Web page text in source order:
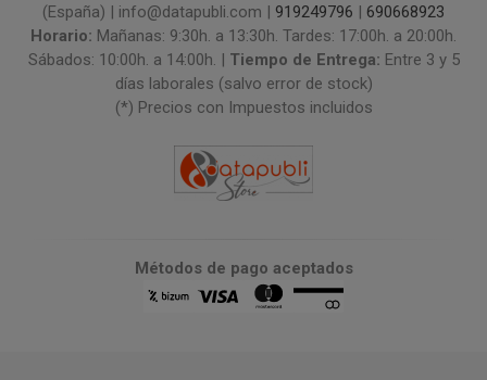
(España) | info@datapubli.com | 919249796 | 690668923
Horario: Mañanas: 9:30h. a 13:30h. Tardes: 17:00h. a 20:00h.
Sábados: 10:00h. a 14:00h. | Tiempo de Entrega: Entre 3 y 5
días laborales (salvo error de stock)
(*) Precios con Impuestos incluidos
Métodos de pago aceptados